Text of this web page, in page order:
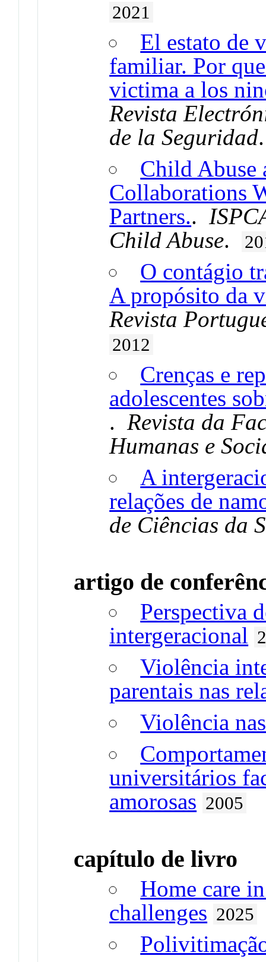
2021
El estato de
familiar. Por
victima a los
Revista
de la Seguridad
Child Abuse
Collaborations
Partners..
Child Abuse.
O contágio
A propósito da
Revista
2012
Crenças e
adolescentes
.Revista da
Humanas e
A
relações de
de Ciências da
artigo de
Perspectiva
intergeracional
Violência
parentais nas
Violência
universitários
amorosas 2005
capítulo de livro
Home care
challenges 2025